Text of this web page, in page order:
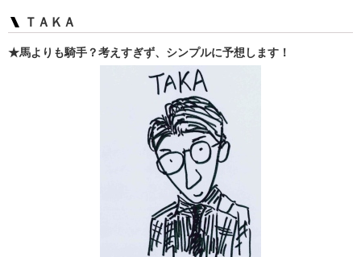
ＴＡＫＡ
★馬よりも騎手？考えすぎず、シンプルに予想します！